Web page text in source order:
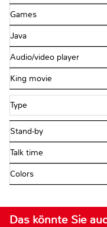
Games
Java
Audio/video player
King movie
Type
Stand-by
Talk time
Colors
Das könnte Sie